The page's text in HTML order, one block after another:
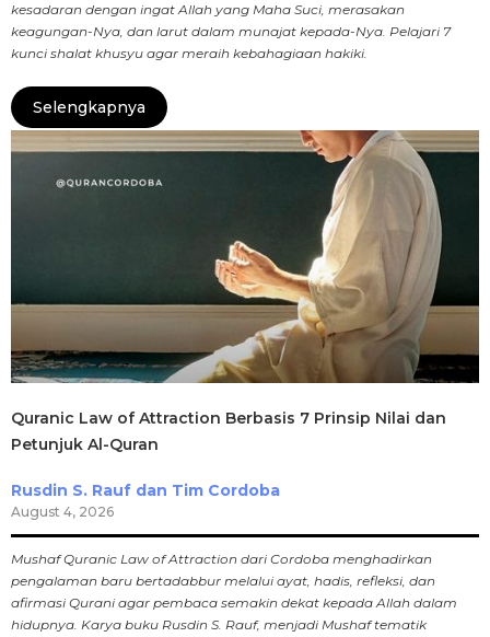
kesadaran dengan ingat Allah yang Maha Suci, merasakan
keagungan-Nya, dan larut dalam munajat kepada-Nya. Pelajari 7
kunci shalat khusyu agar meraih kebahagiaan hakiki.
Selengkapnya
Quranic Law of Attraction Berbasis 7 Prinsip Nilai dan
Petunjuk Al-Quran
Rusdin S. Rauf dan Tim Cordoba
August 4, 2026
Mushaf Quranic Law of Attraction dari Cordoba menghadirkan
pengalaman baru bertadabbur melalui ayat, hadis, refleksi, dan
afirmasi Qurani agar pembaca semakin dekat kepada Allah dalam
hidupnya. Karya buku Rusdin S. Rauf, menjadi Mushaf tematik